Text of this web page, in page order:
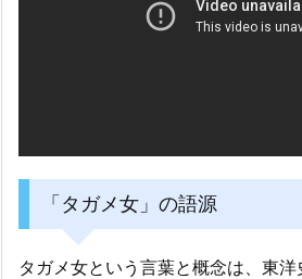
「タガメ女」の語源
タガメ女という言葉と概念は、東